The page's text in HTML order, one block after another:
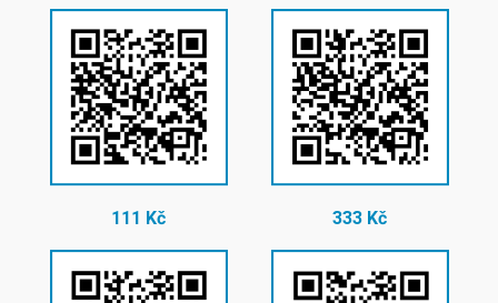
111 Kč 333 Kč